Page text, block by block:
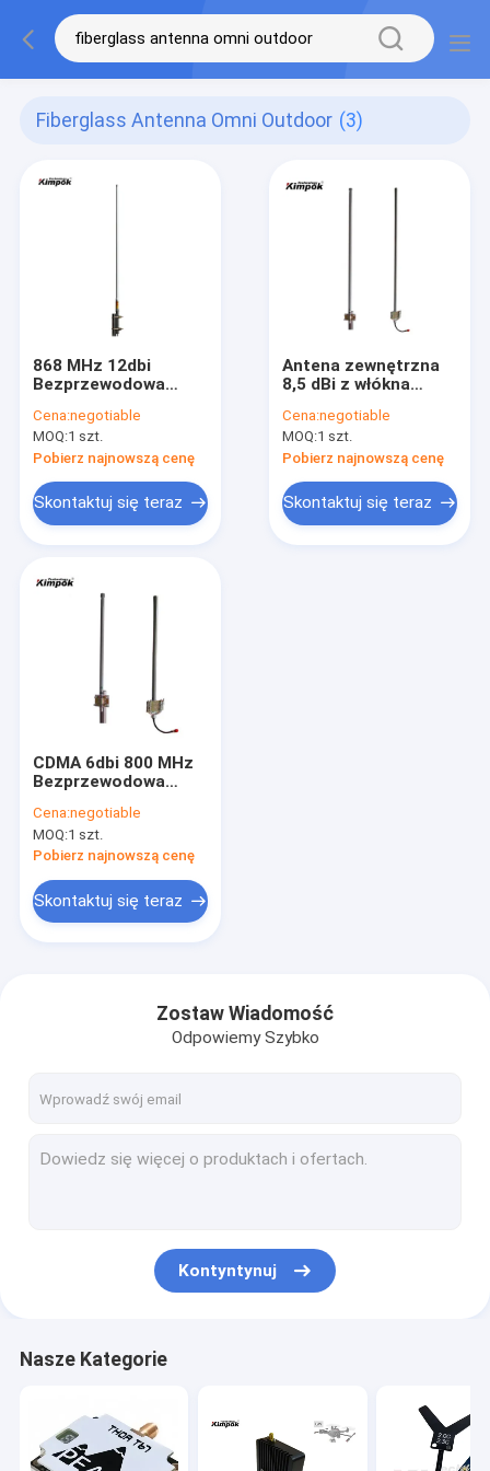
Fiberglass Antenna Omni Outdoor (3)
868 MHz 12dbi
Bezprzewodowa
włókna szklanego
Omni outdoor
Cena:negotiable
MOQ:1 szt.
Pobierz najnowszą cenę
Skontaktuj się teraz
Antena zewnętrzna
8,5 dBi z włókna
do systemu Lora
824-896 MHz
Cena:negotiable
MOQ:1 szt.
Pobierz najnowszą cenę
Skontaktuj się teraz
CDMA 6dbi 800 MHz
Bezprzewodowa
antena z włókna
szklanego
Cena:negotiable
MOQ:1 szt.
Pobierz najnowszą cenę
Skontaktuj się teraz
Zostaw Wiadomość
Odpowiemy Szybko
Kontyntynuj
Nasze Kategorie